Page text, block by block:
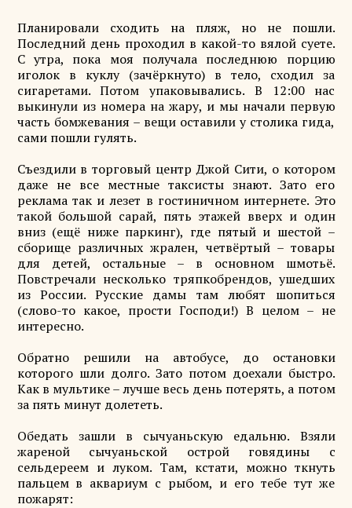
Планировали сходить на пляж, но не пошли.
Последний день проходил в какой-то вялой суете.
С утра, пока моя получала последнюю порцию
иголок в куклу (зачёркнуто) в тело, сходил за
сигаретами. Потом упаковывались. В 12:00 нас
выкинули из номера на жару, и мы начали первую
часть бомжевания – вещи оставили у столика гида,
сами пошли гулять.
Съездили в торговый центр Джой Сити, о котором
даже не все местные таксисты знают. Зато его
реклама так и лезет в гостиничном интернете. Это
такой большой сарай, пять этажей вверх и один
вниз (ещё ниже паркинг), где пятый и шестой –
сборище различных жрален, четвёртый – товары
для детей, остальные – в основном шмотьё.
Повстречали несколько тряпкобрендов, ушедших
из России. Русские дамы там любят шопиться
(слово-то какое, прости Господи!) В целом – не
интересно.
Обратно решили на автобусе, до остановки
которого шли долго. Зато потом доехали быстро.
Как в мультике – лучше весь день потерять, а потом
за пять минут долететь.
Обедать зашли в сычуаньскую едальню. Взяли
жареной сычуаньской острой говядины с
сельдереем и луком. Там, кстати, можно ткнуть
пальцем в аквариум с рыбом, и его тебе тут же
пожарят: